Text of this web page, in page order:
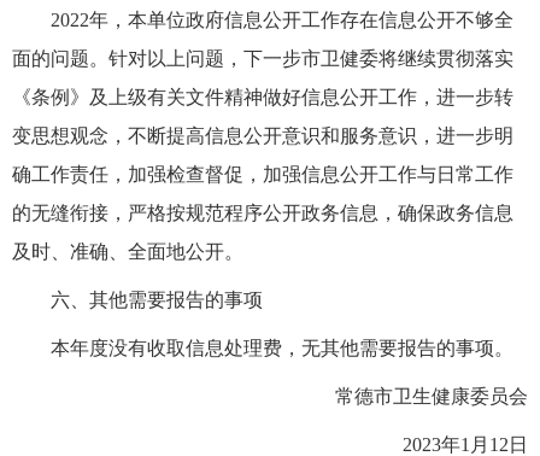
2022年，本单位政府信息公开工作存在信息公开不够全
面的问题。针对以上问题，下一步市卫健委将继续贯彻落实
《条例》及上级有关文件精神做好信息公开工作，进一步转
变思想观念，不断提高信息公开意识和服务意识，进一步明
确工作责任，加强检查督促，加强信息公开工作与日常工作
的无缝衔接，严格按规范程序公开政务信息，确保政务信息
及时、准确、全面地公开。
六、其他需要报告的事项
本年度没有收取信息处理费，无其他需要报告的事项。
常德市卫生健康委员会
2023年1月12日